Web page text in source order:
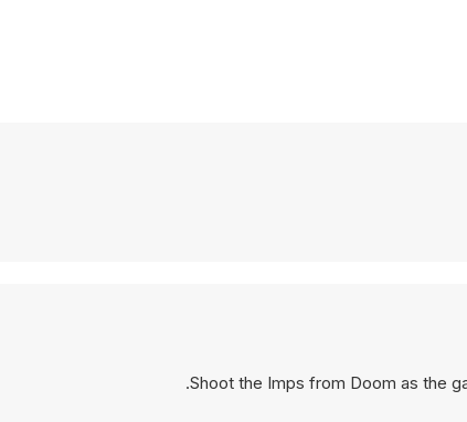
Shoot the Imps from Doom as the